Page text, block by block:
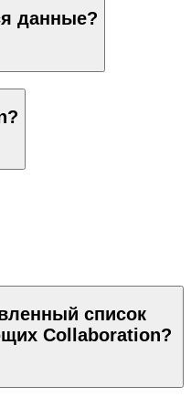
данные?
список
Collaboration?